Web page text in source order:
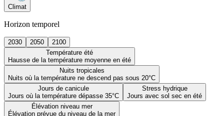
Climat
Horizon temporel
2030 2050
2100
Température été
Hausse de la température moyenne en été
Nuits tropicales
Nuits où la température ne descend pas sous 20°C
Jours de canicule
Jours où la température dépasse 35°C
Stress hydrique
Jours avec sol sec en été
Élévation niveau mer
Élévation prévue du niveau de la mer